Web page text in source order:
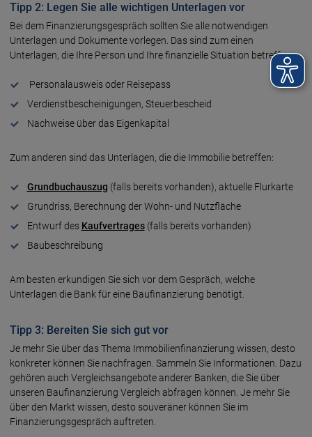
Tipp 2: Legen Sie alle wichtigen Unterlagen vor
Bei dem Finanzierungsgespräch sollten Sie alle notwendigen
Unterlagen und Dokumente vorlegen. Das sind zum einen
Unterlagen, die Ihre Person und Ihre finanzielle Situation betreffen:
Personalausweis oder Reisepass
Verdienstbescheinigungen, Steuerbescheid
Nachweise über das Eigenkapital
Zum anderen sind das Unterlagen, die die Immobilie betreffen:
Grundbuchauszug (falls bereits vorhanden), aktuelle Flurkarte
Grundriss, Berechnung der Wohn- und Nutzfläche
Entwurf des Kaufvertrages(falls bereits vorhanden)
Baubeschreibung
Am besten erkundigen Sie sich vor dem Gespräch, welche
Unterlagen die Bank für eine Baufinanzierung benötigt.
Tipp 3: Bereiten Sie sich gut vor
Je mehr Sie über das Thema Immobilienfinanzierung wissen, desto
konkreter können Sie nachfragen. Sammeln Sie Informationen. Dazu
gehören auch Vergleichsangebote anderer Banken, die Sie über
unseren Baufinanzierung Vergleich abfragen können. Je mehr Sie
über den Markt wissen, desto souveräner können Sie im
Finanzierungsgespräch auftreten.